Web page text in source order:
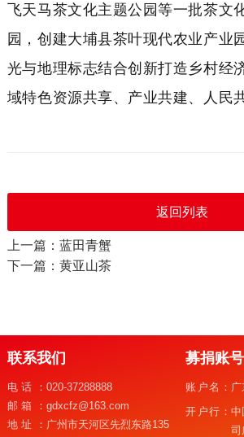
飞天马茶文化主题公园等一批茶文
园，创建大埔县茶叶现代农业产业
光与地理标志结合创新打造乡村经
域特色资源共享、产业共建、人民
返回列表
上一篇：蓝田青蟹
下一篇：黄亚山茶
联系我们
电话： 020-37288888
邮箱： gdxcfz@163.com
地址： 广州市天河区先烈东路135
募捐账号
账户名：
开户行：中
司